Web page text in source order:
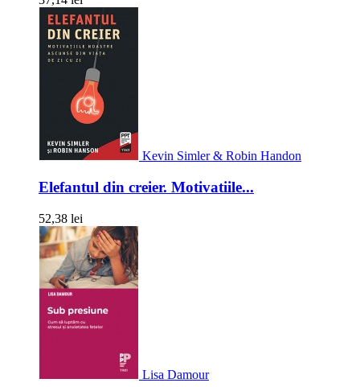
Kevin Simler & Robin Handon
Elefantul din creier. Motivatiile...
52,38 lei
Lisa Damour